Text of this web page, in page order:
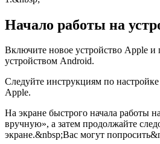
Начало работы на
Включите новое устройство Apple и
устройством Android.
Следуйте инструкциям по настройке
Apple.
На экране быстрого начала работы
вручную», а затем продолжайте
экране.&nbsp;Вас могут